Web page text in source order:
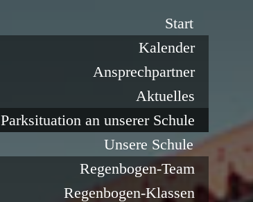
Start
Kalender
Ansprechpartner
Aktuelles
Parksituation an unserer Schule
Unsere Schule
Regenbogen-Team
Regenbogen-Klassen